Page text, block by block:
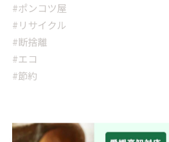
#ポンコツ屋
#リサイクル
#断捨離
#エコ
#節約